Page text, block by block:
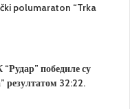
polumaraton “Trka
победиле су
резултатом 32:22.